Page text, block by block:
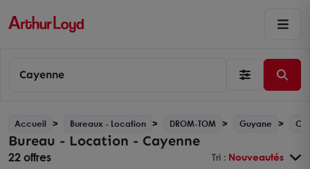
Cayenne
Accueil Bureaux - Location DROM-TOM Guyane
Bureau - Location - Cayenne
22 offres Tri : Nouveautés